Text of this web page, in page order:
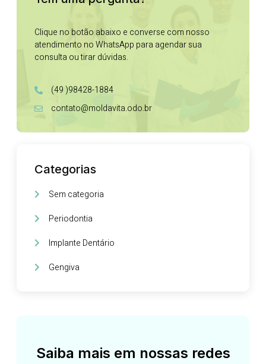
Clique no botão abaixo e converse com nosso
atendimento no WhatsApp para agendar sua
consulta ou tirar dúvidas.
(49 )98428-1884
contato@moldavita.odo.br
Categorias
Sem categoria
Periodontia
Implante Dentário
Gengiva
Saiba mais em nossas redes